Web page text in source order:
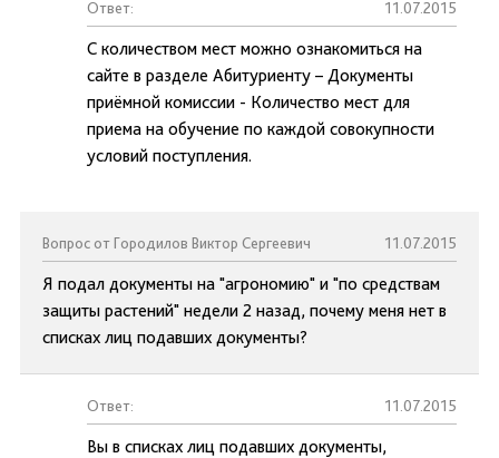
Ответ: 11.07.2015
С количеством мест можно ознакомиться на
сайте в разделе Абитуриенту – Документы
приёмной комиссии - Количество мест для
приема на обучение по каждой совокупности
условий поступления.
Вопрос от Городилов Виктор Сергеевич 11.07.2015
Я подал документы на "агрономию" и "по средствам
защиты растений" недели 2 назад, почему меня нет в
списках лиц подавших документы?
Ответ: 11.07.2015
Вы в списках лиц подавших документы,